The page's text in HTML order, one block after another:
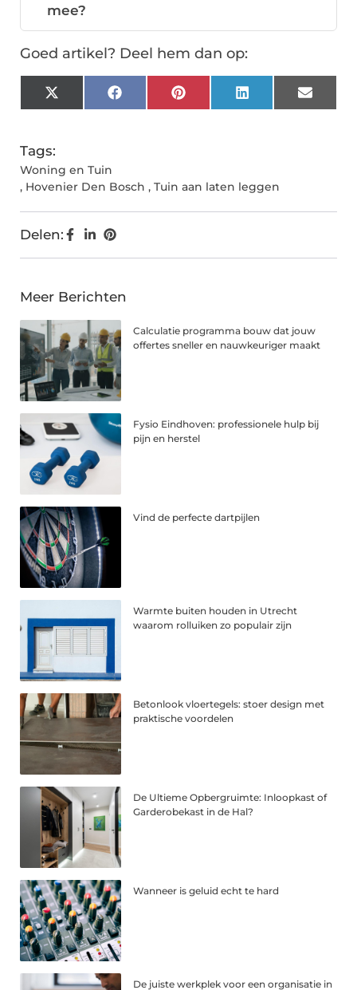
mee?
Goed artikel? Deel hem dan op:
X
(Twitter)
FacebookPinterestLinkedInEmail
Tags:
Woning en Tuin
, Hovenier Den Bosch , Tuin aan laten leggen
Delen:
Meer Berichten
Calculatie programma bouw dat jouw
offertes sneller en nauwkeuriger maakt
Fysio Eindhoven: professionele hulp bij
pijn en herstel
Vind de perfecte dartpijlen
Warmte buiten houden in Utrecht
waarom rolluiken zo populair zijn
Betonlook vloertegels: stoer design met
praktische voordelen
De Ultieme Opbergruimte: Inloopkast of
Garderobekast in de Hal?
Wanneer is geluid echt te hard
De juiste werkplek voor een organisatie in